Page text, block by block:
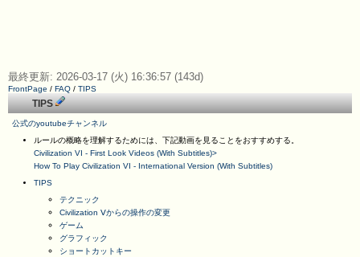
最終更新: 2026-03-17 (火) 16:36:57 (143d)
FrontPage / FAQ / TIPS
TIPS
公式のyoutubeチャンネル
ルールの概略を理解するためには、下記動画を見ることをおすすめする。
Civilization VI - First Look Videos (With Subtitles)>
How To Play Civilization VI - International Version (With Subtitles)
TIPS
テクニック
Civilization Ⅴからの操作の変更
ゲーム
グラフィック
ショートカットキー